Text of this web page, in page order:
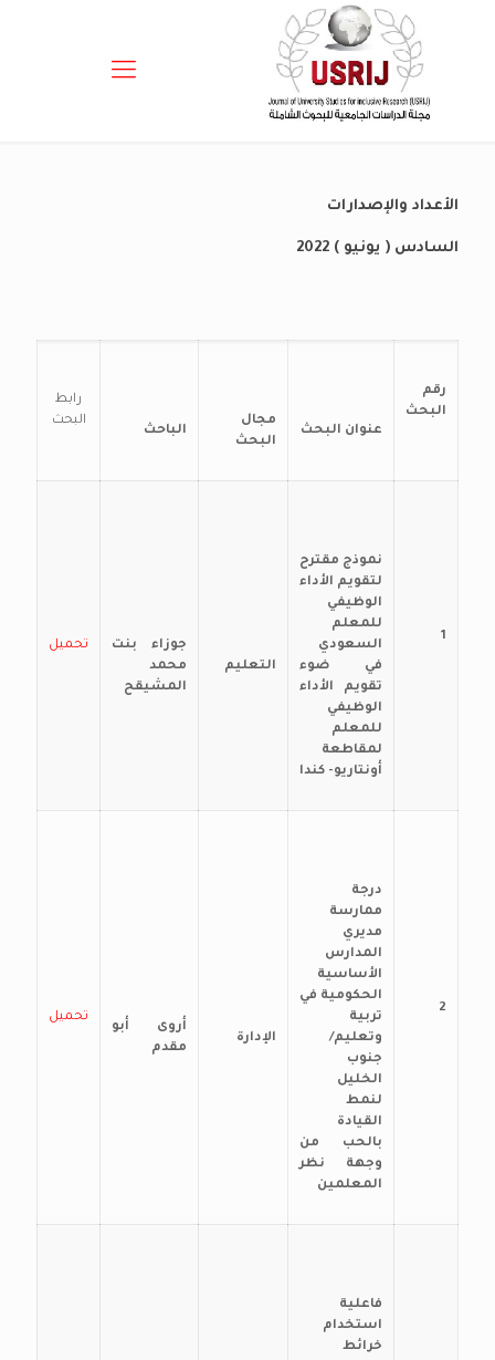
الأعداد والإصدارات
السادس ( يونيو ) 2022
رابط
البحث
الباحث
مجال
البحث
عنوان البحث
رقم
البحث
تحميل
جوزاء بنت
محمد
المشيقح
التعليم
نموذج مقترح
لتقويم الأداء
الوظيفي
للمعلم
السعودي
في ضوء
تقويم الأداء
الوظيفي
للمعلم
لمقاطعة
أونتاريو- كندا
1
تحميل
أروى أبو
مقدم
الإدارة
درجة
ممارسة
مديري
المدارس
الأساسية
الحكومية في
تربية
وتعليم/
جنوب
الخليل
لنمط
القيادة
بالحب من
وجهة نظر
المعلمين
2
فاعلية
استخدام
خرائط